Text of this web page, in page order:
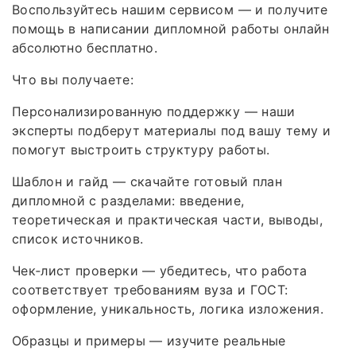
Воспользуйтесь нашим сервисом — и получите
помощь в написании дипломной работы онлайн
абсолютно бесплатно.
Что вы получаете:
Персонализированную поддержку — наши
эксперты подберут материалы под вашу тему и
помогут выстроить структуру работы.
Шаблон и гайд — скачайте готовый план
дипломной с разделами: введение,
теоретическая и практическая части, выводы,
список источников.
Чек‑лист проверки — убедитесь, что работа
соответствует требованиям вуза и ГОСТ:
оформление, уникальность, логика изложения.
Образцы и примеры — изучите реальные